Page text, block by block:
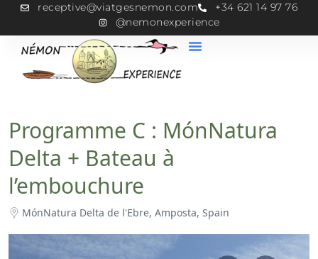
receptive@viatgesnemon.com
+34 621 14 97 76
@nemonexperience
Programme C : MónNatura
Delta + Bateau à
l’embouchure
MónNatura Delta de l'Ebre, Amposta, Spain